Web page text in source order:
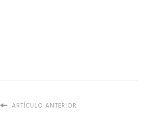
ARTÍCULO ANTERIOR